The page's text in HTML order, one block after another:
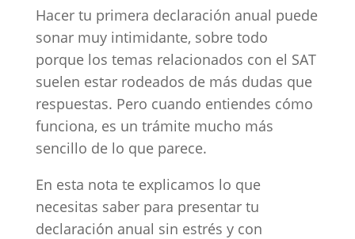
Hacer tu primera declaración anual puede
sonar muy intimidante, sobre todo
porque los temas relacionados con el SAT
suelen estar rodeados de más dudas que
respuestas. Pero cuando entiendes cómo
funciona, es un trámite mucho más
sencillo de lo que parece.
En esta nota te explicamos lo que
necesitas saber para presentar tu
declaración anual sin estrés y con